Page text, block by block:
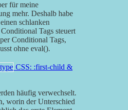
für meine
mehr. Deshalb habe
schlanken
Tags steuert
Conditional Tags,
ohne eval().
CSS: :first-child &
häufig verwechselt.
worin der Unterschied